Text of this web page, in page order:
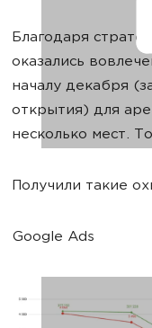
Благодаря
оказались
началу декабря
открытия) для
несколько мест.
Получили такие
Google Ads